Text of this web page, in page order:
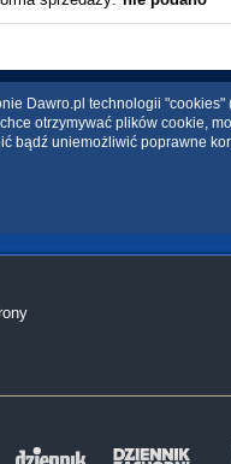
Dawro.pl technologii
otrzymywać plików cookie,
bądź uniemożliwić poprawne